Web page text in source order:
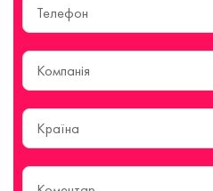
Країна